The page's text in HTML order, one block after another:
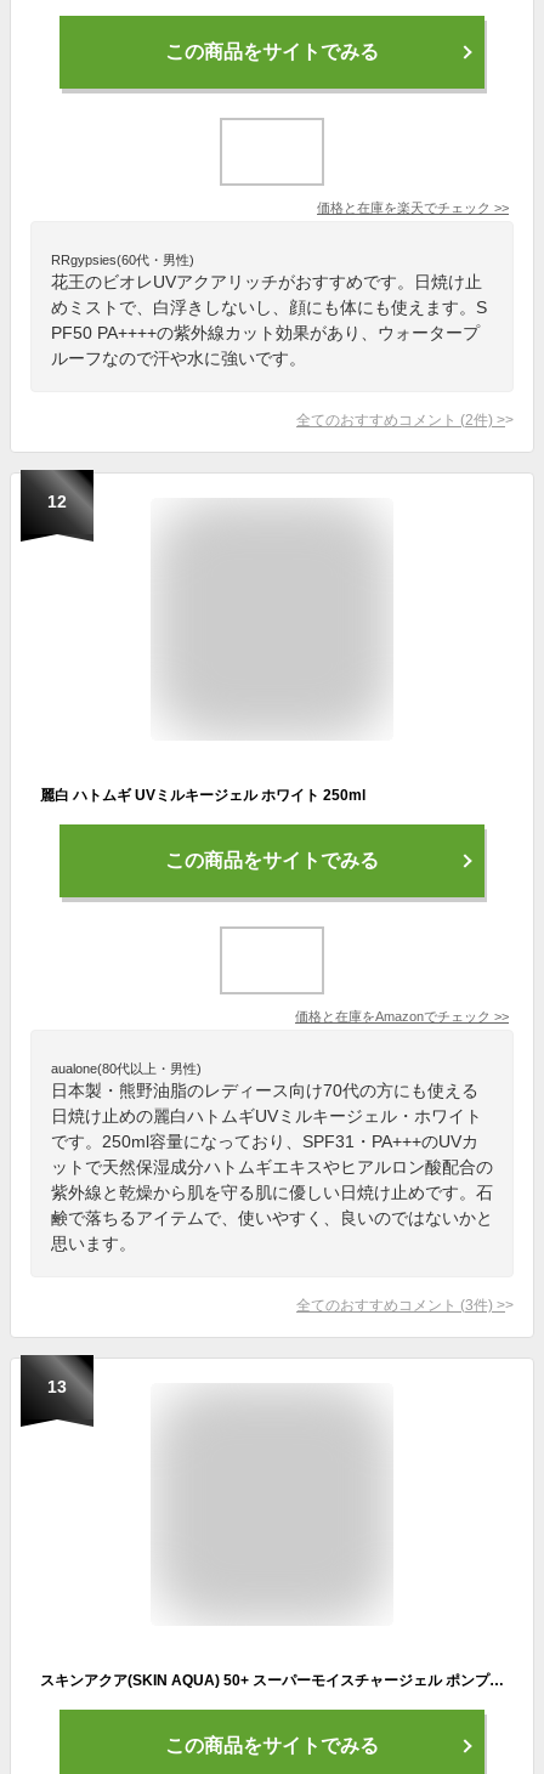
この商品をサイトでみる
価格と在庫を楽天でチェック >>
RRgypsies(60代・男性)
花王のビオレUVアクアリッチがおすすめです。日焼け止
めミストで、白浮きしないし、顔にも体にも使えます。S
PF50 PA++++の紫外線カット効果があり、ウォータープ
ルーフなので汗や水に強いです。
全てのおすすめコメント (2件) >
12
麗白 ハトムギ UVミルキージェル ホワイト 250ml
この商品をサイトでみる
価格と在庫をAmazonでチェック >>
aualone(80代以上・男性)
日本製・熊野油脂のレディース向け70代の方にも使える
日焼け止めの麗白ハトムギUVミルキージェル・ホワイト
です。250ml容量になっており、SPF31・PA+++のUVカ
ットで天然保湿成分ハトムギエキスやヒアルロン酸配合の
紫外線と乾燥から肌を守る肌に優しい日焼け止めです。石
鹸で落ちるアイテムで、使いやすく、良いのではないかと
思います。
全てのおすすめコメント (3件) >
13
スキンアクア(SKIN AQUA) 50+ スーパーモイスチャージェル ポンプ 140g
この商品をサイトでみる